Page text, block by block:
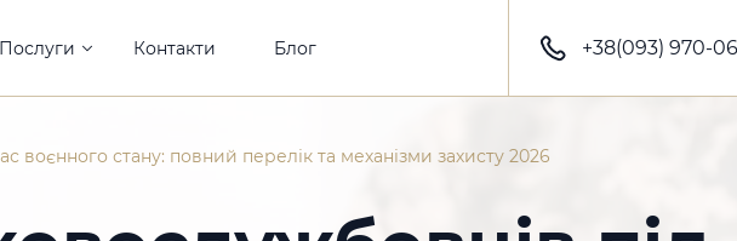
Послуги Контакти Блог +38(093) 970-
воєнного стану: повний перелік та механізми захисту 2026